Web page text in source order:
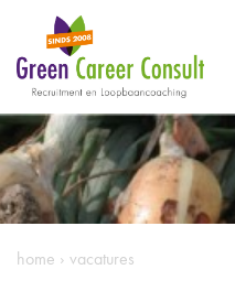
home › vacatures